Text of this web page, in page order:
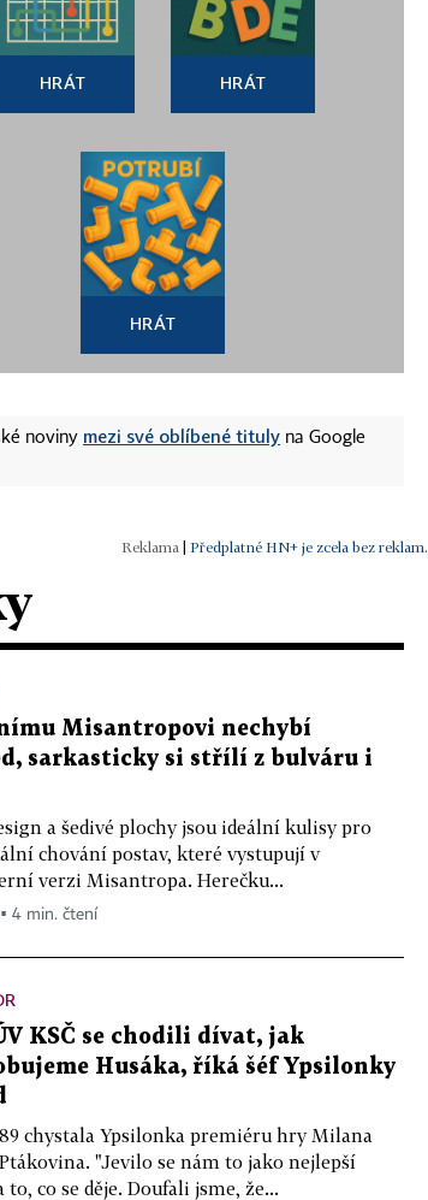
HRÁT HRÁT
HRÁT
noviny mezi své oblíbené tituly na Google
| Předplatné HN+ je zcela bez reklam.
Misantropovi nechybí
sarkasticky si střílí z bulváru i
a šedivé plochy jsou ideální kulisy pro
chování postav, které vystupují v
verzi Misantropa. Herečku...
▪ 4 min. čtení
KSČ se chodili dívat, jak
Husáka, říká šéf Ypsilonky
chystala Ypsilonka premiéru hry Milana
"Jevilo se nám to jako nejlepší
to, co se děje. Doufali jsme, že...